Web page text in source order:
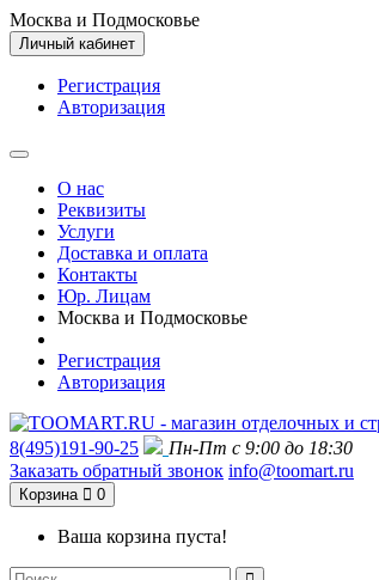
Москва и Подмосковье
Личный кабинет
Регистрация
Авторизация
О нас
Реквизиты
Услуги
Доставка и оплата
Контакты
Юр. Лицам
Москва и Подмосковье
Регистрация
Авторизация
8(495)191-90-25
Пн-Пт с 9:00 до 18:30
Заказать обратный звонок info@toomart.ru
Корзина 0
Ваша корзина пуста!